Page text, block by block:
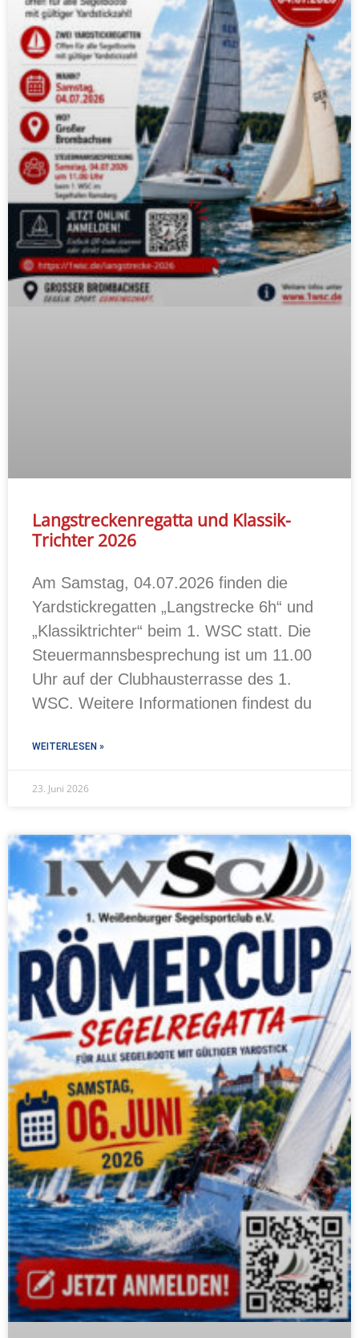
Langstreckenregatta und Klassik-
Trichter 2026
Am Samstag, 04.07.2026 finden die
Yardstickregatten „Langstrecke 6h“ und
„Klassiktrichter“ beim 1. WSC statt. Die
Steuermannsbesprechung ist um 11.00
Uhr auf der Clubhausterrasse des 1.
WSC. Weitere Informationen findest du
WEITERLESEN »
23. Juni 2026